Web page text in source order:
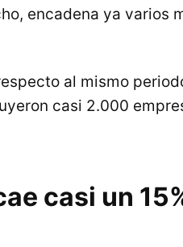
encadena ya varios
al mismo
casi 2.000
casi un